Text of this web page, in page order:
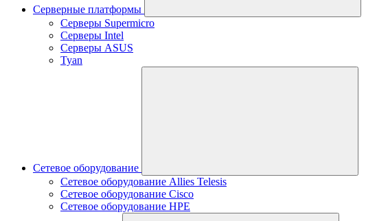
Серверные платформы
Серверы Supermicro
Серверы Intel
Серверы ASUS
Tyan
Сетевое оборудование
Сетевое оборудование Allies Telesis
Сетевое оборудование Cisco
Сетевое оборудование HPE